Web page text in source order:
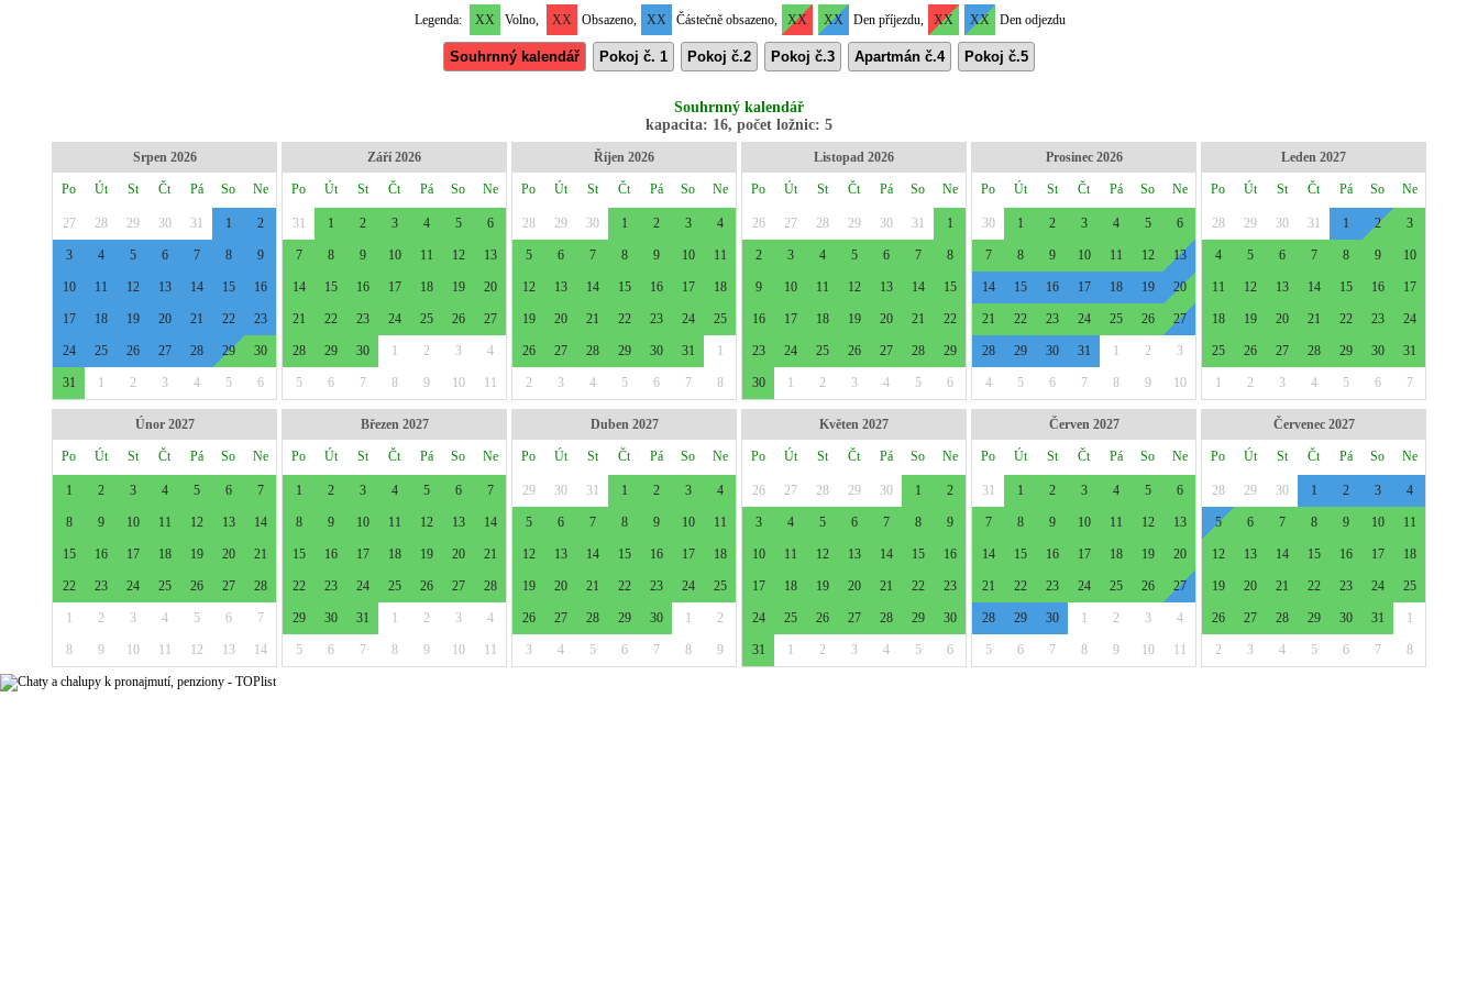
Legenda: XX Volno, XX Obsazeno, XX Částečně obsazeno, XX XX Den příjezdu, XX XX Den odjezdu
Souhrnný kalendář Pokoj č. 1 Pokoj č.2 Pokoj č.3 Apartmán č.4 Pokoj č.5
Souhrnný kalendář
kapacita: 16, počet ložnic: 5
Srpen 2026
Po Út St Čt Pá So Ne
27 28 29 30 31 1 2
3 4 5 6 7 8 9
10 11 12 13 14 15 16
17 18 19 20 21 22 23
24 25 26 27 28 29 30
31 1 2 3 4 5 6
Září 2026
Po Út St Čt Pá So Ne
31 1 2 3 4 5 6
7 8 9 10 11 12 13
14 15 16 17 18 19 20
21 22 23 24 25 26 27
28 29 30 1 2 3 4
5 6 7 8 9 10 11
Říjen 2026
Po Út St Čt Pá So Ne
28 29 30 1 2 3 4
5 6 7 8 9 10 11
12 13 14 15 16 17 18
19 20 21 22 23 24 25
26 27 28 29 30 31 1
2 3 4 5 6 7 8
Listopad 2026
Po Út St Čt Pá So Ne
26 27 28 29 30 31 1
2 3 4 5 6 7 8
9 10 11 12 13 14 15
16 17 18 19 20 21 22
23 24 25 26 27 28 29
30 1 2 3 4 5 6
Prosinec 2026
Po Út St Čt Pá So Ne
30 1 2 3 4 5 6
7 8 9 10 11 12 13
14 15 16 17 18 19 20
21 22 23 24 25 26 27
28 29 30 31 1 2 3
4 5 6 7 8 9 10
Leden 2027
Po Út St Čt Pá So Ne
28 29 30 31 1 2 3
4 5 6 7 8 9 10
11 12 13 14 15 16 17
18 19 20 21 22 23 24
25 26 27 28 29 30 31
1 2 3 4 5 6 7
Únor 2027
Po Út St Čt Pá So Ne
1 2 3 4 5 6 7
8 9 10 11 12 13 14
15 16 17 18 19 20 21
22 23 24 25 26 27 28
1 2 3 4 5 6 7
8 9 10 11 12 13 14
Březen 2027
Po Út St Čt Pá So Ne
1 2 3 4 5 6 7
8 9 10 11 12 13 14
15 16 17 18 19 20 21
22 23 24 25 26 27 28
29 30 31 1 2 3 4
5 6 7 8 9 10 11
Duben 2027
Po Út St Čt Pá So Ne
29 30 31 1 2 3 4
5 6 7 8 9 10 11
12 13 14 15 16 17 18
19 20 21 22 23 24 25
26 27 28 29 30 1 2
3 4 5 6 7 8 9
Květen 2027
Po Út St Čt Pá So Ne
26 27 28 29 30 1 2
3 4 5 6 7 8 9
10 11 12 13 14 15 16
17 18 19 20 21 22 23
24 25 26 27 28 29 30
31 1 2 3 4 5 6
Červen 2027
Po Út St Čt Pá So Ne
31 1 2 3 4 5 6
7 8 9 10 11 12 13
14 15 16 17 18 19 20
21 22 23 24 25 26 27
28 29 30 1 2 3 4
5 6 7 8 9 10 11
Červenec 2027
Po Út St Čt Pá So Ne
28 29 30 1 2 3 4
5 6 7 8 9 10 11
12 13 14 15 16 17 18
19 20 21 22 23 24 25
26 27 28 29 30 31 1
2 3 4 5 6 7 8